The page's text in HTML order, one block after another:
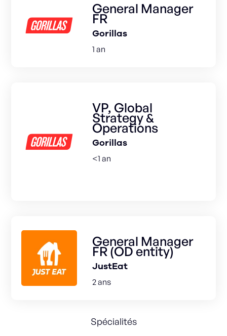
General Manager
FR
Gorillas
1 an
VP, Global
Strategy &
Operations
Gorillas
<1 an
General Manager
FR (OD entity)
JustEat
2 ans
Spécialités